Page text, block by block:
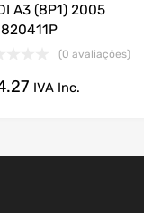
A3 (8P1) 2005
(0 avaliações)
IVA Inc.